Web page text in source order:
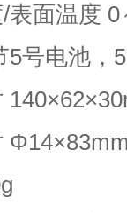
/表面温度 0
5号电池，
Φ14×83mm